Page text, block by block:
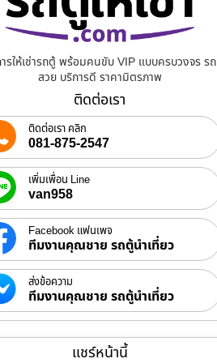
รให้เช่ารถตู้ พร้อมคนขับ VIP แบบครบวงจร รถ
สวย บริการดี ราคามิตรภาพ
ติดต่อเรา
ติดต่อเรา คลิก
081-875-2547
เพิ่มเพื่อน Line
van958
Facebook แฟนเพจ
ทีมงานคุณชาย รถตู้นำเที่ยว
ส่งข้อความ
ทีมงานคุณชาย รถตู้นำเที่ยว
แชร์หน้านี้